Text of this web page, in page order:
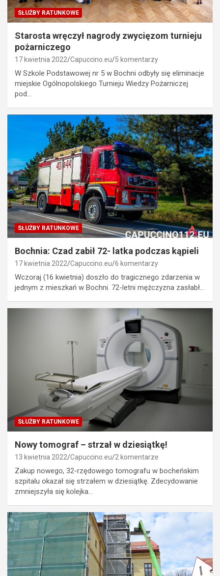
SŁUŻBY RATUNKOWE
Starosta wręczył nagrody zwycięzom turnieju
pożarniczego
17 kwietnia 2022 Capuccino.eu 5 komentarzy
W Szkole Podstawowej nr 5 w Bochni odbyły się eliminacje
miejskie Ogólnopolskiego Turnieju Wiedzy Pożarniczej
pod…
SŁUŻBY RATUNKOWE
Bochnia: Czad zabił 72- latka podczas kąpieli
17 kwietnia 2022 Capuccino.eu 6 komentarzy
Wczoraj (16 kwietnia) doszło do tragicznego zdarzenia w
jednym z mieszkań w Bochni. 72-letni mężczyzna zasłabł…
SŁUŻBY RATUNKOWE
Nowy tomograf – strzał w dziesiątkę!
13 kwietnia 2022 Capuccino.eu 2 komentarze
Zakup nowego, 32-rzędowego tomografu w bocheńskim
szpitalu okazał się strzałem w dziesiątkę. Zdecydowanie
zmniejszyła się kolejka…